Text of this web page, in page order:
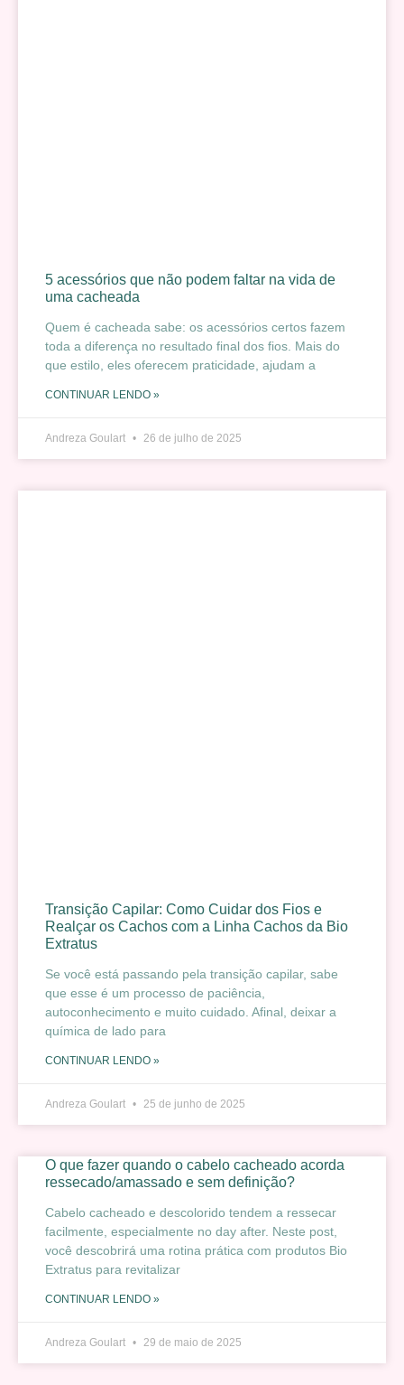
5 acessórios que não podem faltar na vida de
uma cacheada
Quem é cacheada sabe: os acessórios certos fazem
toda a diferença no resultado final dos fios. Mais do
que estilo, eles oferecem praticidade, ajudam a
CONTINUAR LENDO »
Andreza Goulart 26 de julho de 2025
Transição Capilar: Como Cuidar dos Fios e
Realçar os Cachos com a Linha Cachos da Bio
Extratus
Se você está passando pela transição capilar, sabe
que esse é um processo de paciência,
autoconhecimento e muito cuidado. Afinal, deixar a
química de lado para
CONTINUAR LENDO »
Andreza Goulart 25 de junho de 2025
O que fazer quando o cabelo cacheado acorda
ressecado/amassado e sem definição?
Cabelo cacheado e descolorido tendem a ressecar
facilmente, especialmente no day after. Neste post,
você descobrirá uma rotina prática com produtos Bio
Extratus para revitalizar
CONTINUAR LENDO »
Andreza Goulart 29 de maio de 2025